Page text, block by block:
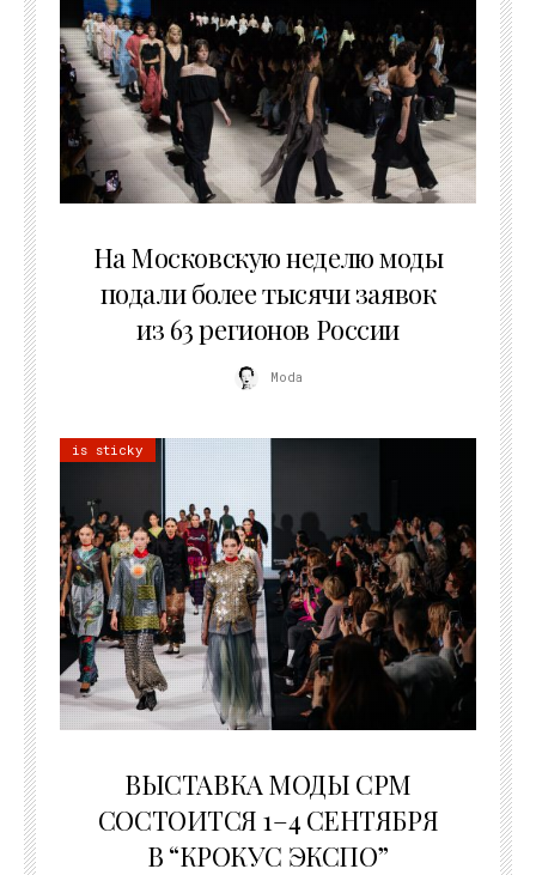
На Московскую неделю моды
подали более тысячи заявок
из 63 регионов России
Moda
is sticky
ВЫСТАВКА МОДЫ CPM
СОСТОИТСЯ 1–4 СЕНТЯБРЯ
В “КРОКУС ЭКСПО”